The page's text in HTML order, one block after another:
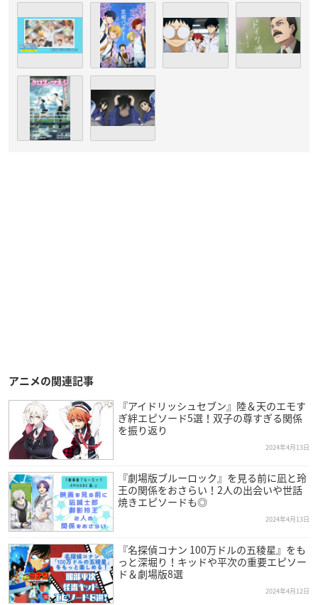
アニメの関連記事
『アイドリッシュセブン』陸＆天のエモす
ぎ絆エピソード5選！双子の尊すぎる関係
を振り返り
2024年4月13日
『劇場版ブルーロック』を見る前に凪と玲
王の関係をおさらい！2人の出会いや世話
焼きエピソードも◎
2024年4月13日
『名探偵コナン 100万ドルの五稜星』をも
っと深堀り！キッドや平次の重要エピソー
ド＆劇場版8選
2024年4月12日